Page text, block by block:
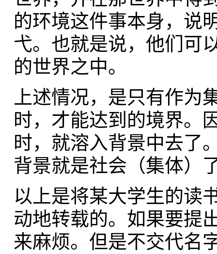
的环境这件事本身，说
弋。也就是说，他们可
的世界之中。
上述情况，是只有作为
时，才能达到的境界。
时，就溶入背景中去了
背景就是社会（集体）
以上是将某大学生的读
动地转载的。如果要提
来麻烦。但是不交代名